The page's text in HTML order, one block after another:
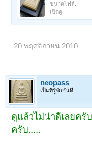
ขนาดไฟล์:
เปิดดู:
20 พฤศจิกายน 2010
neopass
เป็นที่รู้จักกันดี
ดูแล้วไม่น่าดีเลยครั
ครับ.....